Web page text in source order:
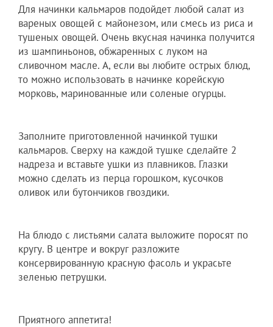
Для начинки кальмаров подойдет любой салат из
вареных овощей с майонезом, или смесь из риса и
тушеных овощей. Очень вкусная начинка получится
из шампиньонов, обжаренных с луком на
сливочном масле. А, если вы любите острых блюд,
то можно использовать в начинке корейскую
морковь, маринованные или соленые огурцы.
Заполните приготовленной начинкой тушки
кальмаров. Сверху на каждой тушке сделайте 2
надреза и вставьте ушки из плавников. Глазки
можно сделать из перца горошком, кусочков
оливок или бутончиков гвоздики.
На блюдо с листьями салата выложите поросят по
кругу. В центре и вокруг разложите
консервированную красную фасоль и украсьте
зеленью петрушки.
Приятного аппетита!